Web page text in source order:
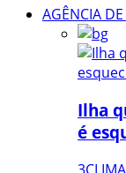
AGÊNCIA
Ilha
é